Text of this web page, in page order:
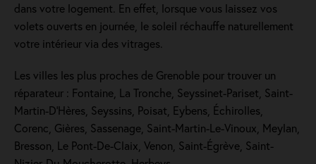
dans votre logement. En effet, lorsque vous laissez vos
volets ouverts en journée, le soleil réchauffe naturellement
votre intérieur via des vitrages.
Les villes les plus proches de Grenoble pour trouver un
réparateur : Fontaine, La Tronche, Seyssinet-Pariset, Saint-
Martin-D'Hères, Seyssins, Poisat, Eybens, Échirolles,
Corenc, Gières, Sassenage, Saint-Martin-Le-Vinoux, Meylan,
Bresson, Le Pont-De-Claix, Venon, Saint-Égrève, Saint-